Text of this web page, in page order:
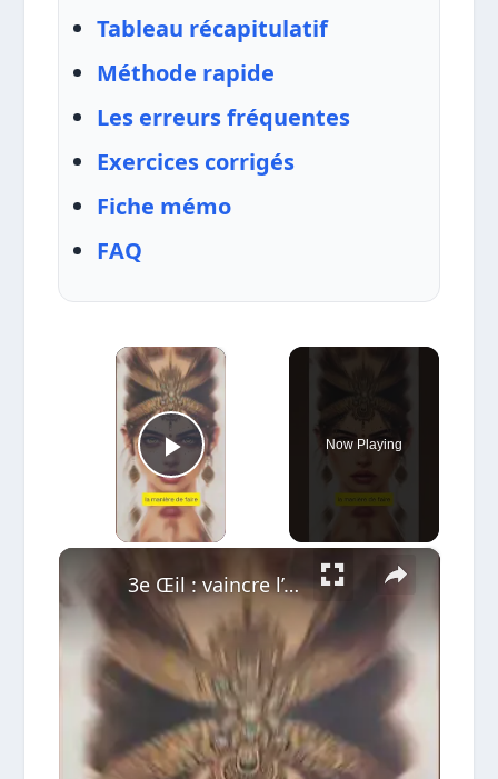
Tableau récapitulatif
Méthode rapide
Les erreurs fréquentes
Exercices corrigés
Fiche mémo
FAQ
×
Play Video
Now Playing
×
3e Œil : vaincre l’échec